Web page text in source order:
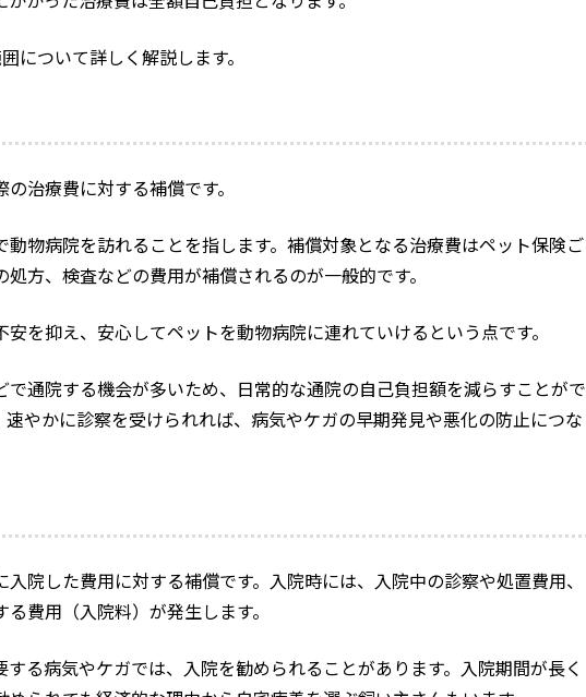
について詳しく解説します。
治療費に対する補償です。
物病院を訪れることを指します。補償対象となる治療費はペット保険ご
方、検査などの費用が補償されるのが一般的です。
を抑え、安心してペットを動物病院に連れていけるという点です。
通院する機会が多いため、日常的な通院の自己負担額を減らすことがで
やかに診察を受けられれば、病気やケガの早期発見や悪化の防止につな
院した費用に対する補償です。入院時には、入院中の診察や処置費用、
費用（入院料）が発生します。
る病気やケガでは、入院を勧められることがあります。入院期間が長く